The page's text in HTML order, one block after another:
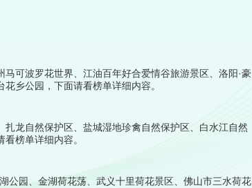
可波罗花世界、江油百年好合爱情谷旅游景区、洛阳·豪
乡公园，下面请看榜单详细内容。
龙自然保护区、盐城湿地珍禽自然保护区、白水江自然
榜单详细内容。
公园、金湖荷花荡、武义十里荷花景区、佛山市三水荷花